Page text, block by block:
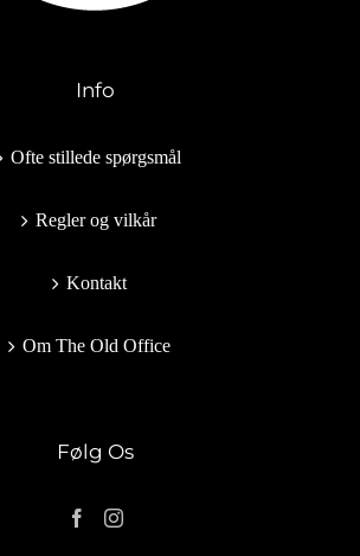
Info
Ofte stillede spørgsmål
Regler og vilkår
Kontakt
Om The Old Office
Følg Os